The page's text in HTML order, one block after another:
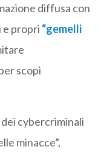
diffusa con
e propri “gemelli
scopi
dei cybercriminali
minacce”,